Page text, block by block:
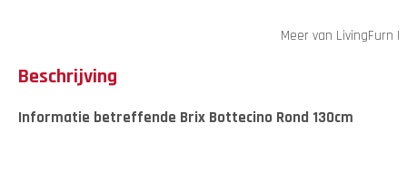
Meer van LivingFurn |
Beschrijving
Informatie betreffende Brix Bottecino Rond 130cm